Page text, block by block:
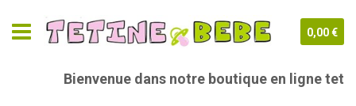
0,00 €
Bienvenue dans notre boutique en ligne tetine-